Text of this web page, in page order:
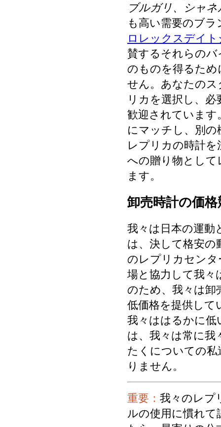
ブルガリ、シャ
も高い需要のブ
ロレックスデイ
賛するそれらの
のものを得るた
せん。あなたの
リカを選択し、
歓迎されています
にマッチし、別
レプリカの時計
への贈り物とし
ます。
卸売時計の価
我々は日本の運動
は、決して格安の
のレプリカセン
場と協力して我々
のため、我々は卸
低価格を提供して
我々ははるかに低
は、我々は常に我
たくについての私
りません。
重要： 我々のレプ
ルの使用に慣れ